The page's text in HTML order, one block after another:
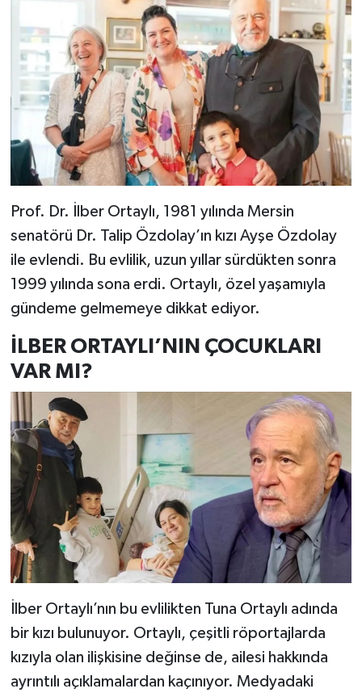
Prof. Dr. İlber Ortaylı, 1981 yılında Mersin
senatörü Dr. Talip Özdolay’ın kızı Ayşe Özdolay
ile evlendi. Bu evlilik, uzun yıllar sürdükten sonra
1999 yılında sona erdi. Ortaylı, özel yaşamıyla
gündeme gelmemeye dikkat ediyor.
İLBER ORTAYLI’NIN ÇOCUKLARI
VAR MI?
İlber Ortaylı’nın bu evlilikten Tuna Ortaylı adında
bir kızı bulunuyor. Ortaylı, çeşitli röportajlarda
kızıyla olan ilişkisine değinse de, ailesi hakkında
ayrıntılı açıklamalardan kaçınıyor. Medyadaki